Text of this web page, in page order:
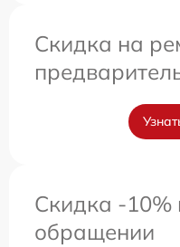
Скидка на
Скидка -10%
обращении